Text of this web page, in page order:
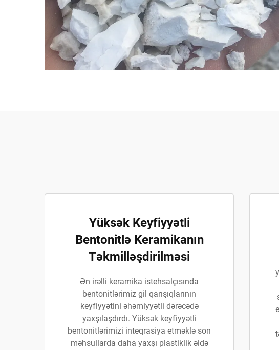
Yüksək Keyfiyyətli
Bentonitlə Keramikanın
Təkmilləşdirilməsi
Ən irəlli keramika istehsalçısında
bentonitlərimiz gil qarışıqlarının
keyfiyyətini əhəmiyyətli dərəcədə
yaxşılaşdırdı. Yüksək keyfiyyətli
bentonitlərimizi inteqrasiya etməklə son
məhsullarda daha yaxşı plastiklik əldə